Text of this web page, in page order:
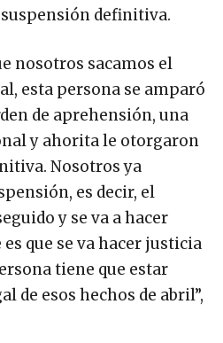
definitiva.
nosotros sacamos el
esta persona se amparó
de aprehensión, una
y ahorita le otorgaron
Nosotros ya
es decir, el
y se va a hacer
que se va hacer justicia
tiene que estar
de esos hechos de abril”,